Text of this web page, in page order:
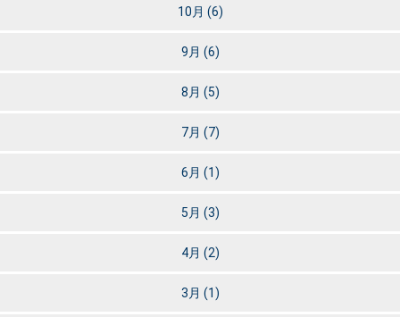
10月 (6)
9月 (6)
8月 (5)
7月 (7)
6月 (1)
5月 (3)
4月 (2)
3月 (1)